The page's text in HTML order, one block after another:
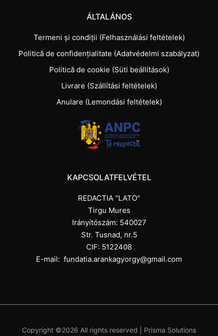
ÁLTALÁNOS
Termeni și condiții (Felhasználási feltételek)
Politică de confidențialitate (Adatvédelmi szabályzat)
Politică de cookie (Süti beállítások)
Livrare (Szállítási feltételek)
Anulare (Lemondási feltételek)
KAPCSOLATFELVÉTEL
REDACTIA "LATO"
Tirgu Mures
Irányítószám: 540027
Str. Tusnad, nr.5
CIF: 5122408
E-mail: fundatia.arankagyorgy@gmail.com
Copyright ©2026 All rights reserved | Prisma Solutions